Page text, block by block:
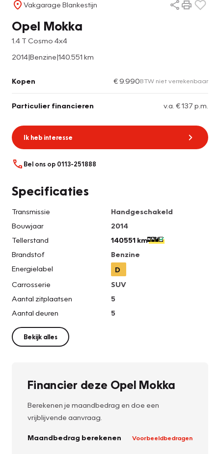
Vakgarage Blankestijn
Opel Mokka
1.4 T Cosmo 4x4
2014|Benzine|140.551 km
Kopen € 9.990BTW niet verrekenbaar
Particulier financieren v.a. € 137 p.m.
Ik heb interesse
Bel ons op 0113-251888
Specificaties
Transmissie
Handgeschakeld
Bouwjaar
2014
Tellerstand
140551 km
Brandstof
Benzine
Energielabel
D
Carrosserie
SUV
Aantal zitplaatsen
5
Aantal deuren
5
Bekijk alles
Financier deze Opel Mokka
Berekenen je maandbedrag en doe een
vrijblijvende aanvraag.
Maandbedrag berekenen Voorbeeldbedragen